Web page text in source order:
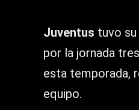
Juventus tuvo
por la jornada
esta temporada,
equipo.